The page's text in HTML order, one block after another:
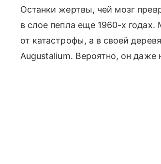
Останки жертвы, чей мозг
в слое пепла еще 1960-х
от катастрофы, а в своей
Augustalium. Вероятно, он даже